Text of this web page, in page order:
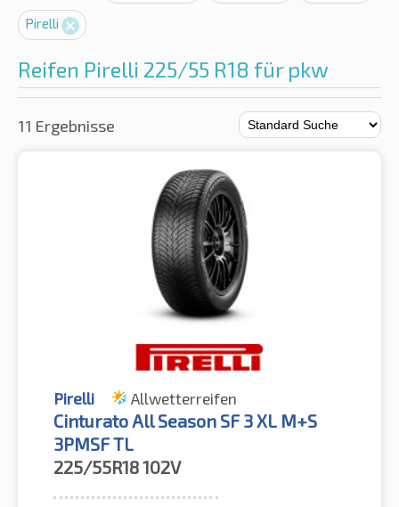
Pirelli
Reifen Pirelli 225/55 R18 für pkw
11 Ergebnisse
Pirelli Allwetterreifen
Cinturato All Season SF 3 XL M+S
3PMSF TL
225/55R18102V